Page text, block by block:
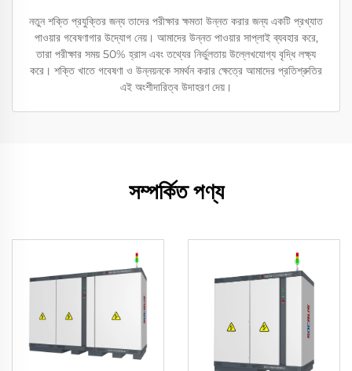
নতুন শক্তি প্রযুক্তির জন্য তাদের পরীক্ষার ক্ষমতা উন্নত করার জন্য একটি প্রখ্যাত
পাওয়ার গবেষণাগার উদ্যোগ নেয়। আমাদের উন্নত পাওয়ার সাপ্লাই ব্যবহার করে,
তারা পরীক্ষার সময় 50% হ্রাস এবং তথ্যের নির্ভুলতায় উল্লেখযোগ্য বৃদ্ধি লক্ষ্য
করে। শক্তি খাতে গবেষণা ও উন্নয়নকে সমর্থন করার ক্ষেত্রে আমাদের প্রতিশ্রুতির
এই অংশীদারিত্ব উদাহরণ দেয়।
সম্পর্কিত পণ্য